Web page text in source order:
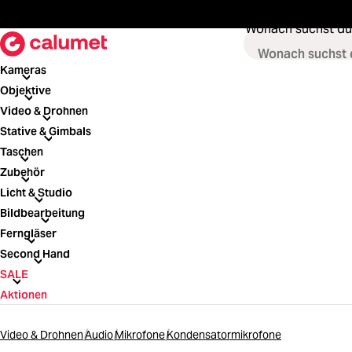
Wonach suchst
Kameras
Kameras
Objektive
Objektive
Video & Drohnen
Video & Drohnen
Stative & Gimbals
Stative & Gimbals
Taschen
Taschen
Zubehör
Zubehör
Licht & Studio
Licht & Studio
Bildbearbeitung
Bildbearbeitung
Ferngläser
Ferngläser
Second Hand
Second Hand
SALE
SALE
Aktionen
Video & DrohnenAudioMikrofoneKondensatormikrofone